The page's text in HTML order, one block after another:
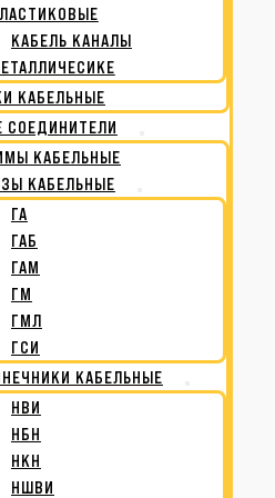
КАБЕЛЬ КАНАЛЫ
КАБЕЛЬНЫЕ
СОЕДИНИТЕЛИ
КАБЕЛЬНЫЕ
КАБЕЛЬНЫЕ
ГА
ГАБ
ГАМ
ГМ
ГМЛ
ГСИ
КАБЕЛЬНЫЕ
НВИ
НБН
НКН
НШВИ